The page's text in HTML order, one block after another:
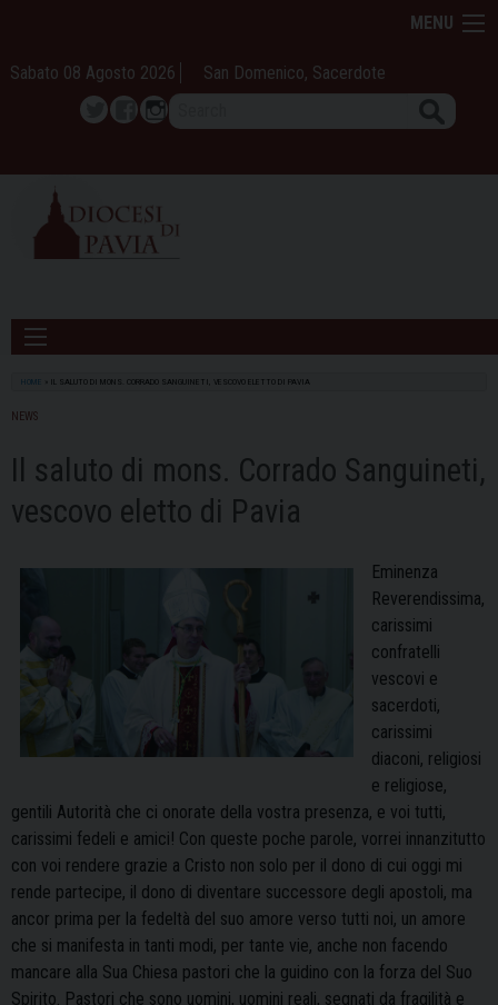
content
MENU
Sabato 08 Agosto 2026 San Domenico, Sacerdote
TwitterFacebook
Instagram
HOME IL SALUTO DI MONS. CORRADO SANGUINETI, VESCOVO ELETTO DI PAVIA
NEWS
Il saluto di mons. Corrado Sanguineti,
vescovo eletto di Pavia
Eminenza
Reverendissima,
carissimi
confratelli
vescovi e
sacerdoti,
carissimi
diaconi, religiosi
e religiose,
gentili Autorità che ci onorate della vostra presenza, e voi tutti,
carissimi fedeli e amici! Con queste poche parole, vorrei innanzitutto
con voi rendere grazie a Cristo non solo per il dono di cui oggi mi
rende partecipe, il dono di diventare successore degli apostoli, ma
ancor prima per la fedeltà del suo amore verso tutti noi, un amore
che si manifesta in tanti modi, per tante vie, anche non facendo
mancare alla Sua Chiesa pastori che la guidino con la forza del Suo
Spirito. Pastori che sono uomini, uomini reali, segnati da fragilità e